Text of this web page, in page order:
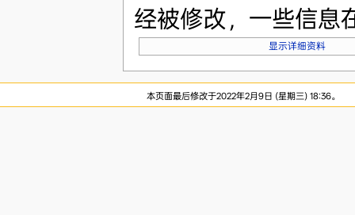
经被修改，一些信息
显示详细资料
本页面最后修改于2022年2月9日 (星期三) 18:36。